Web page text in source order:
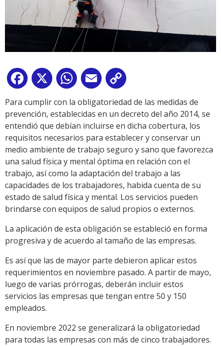
Facebook
X WhatsApp
Email
Link
Para cumplir con la obligatoriedad de las medidas de
prevención, establecidas en un decreto del año 2014, se
entendió que debían incluirse en dicha cobertura, los
requisitos necesarios para establecer y conservar un
medio ambiente de trabajo seguro y sano que favorezca
una salud física y mental óptima en relación con el
trabajo, así como la adaptación del trabajo a las
capacidades de los trabajadores, habida cuenta de su
estado de salud física y mental. Los servicios pueden
brindarse con equipos de salud propios o externos.
La aplicación de esta obligación se estableció en forma
progresiva y de acuerdo al tamaño de las empresas.
Es así que las de mayor parte debieron aplicar estos
requerimientos en noviembre pasado. A partir de mayo,
luego de varias prórrogas, deberán incluir estos
servicios las empresas que tengan entre 50 y 150
empleados.
En noviembre 2022 se generalizará la obligatoriedad
para todas las empresas con más de cinco trabajadores.